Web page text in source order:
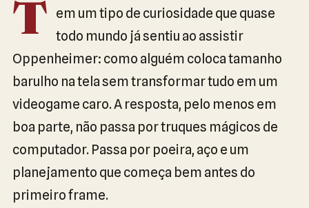
T
em um tipo de curiosidade que quase
todo mundo já sentiu ao assistir
Oppenheimer: como alguém coloca tamanho
barulho na tela sem transformar tudo em um
videogame caro. A resposta, pelo menos em
boa parte, não passa por truques mágicos de
computador. Passa por poeira, aço e um
planejamento que começa bem antes do
primeiro frame.